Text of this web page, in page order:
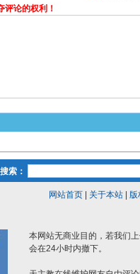
论的权利！
索：
网站首页| 关于本站| 版
本网站无商业目的，若我们
会在24小时内撤下。